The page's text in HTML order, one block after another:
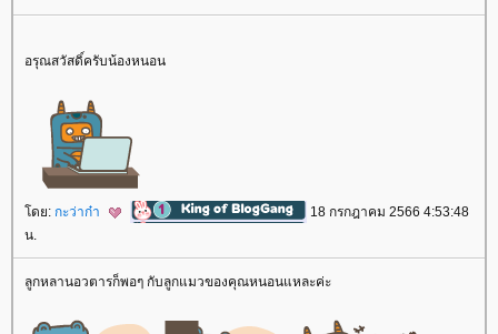
อรุณสวัสดิ์ครับน้องหนอน
ดย: กะว่าก๋า
18 กรกฎาคม 2566 4:53:48
น.
ลูกหลานอวตารก็พอๆ กับลูกแมวของคุณหนอนแหละค่ะ